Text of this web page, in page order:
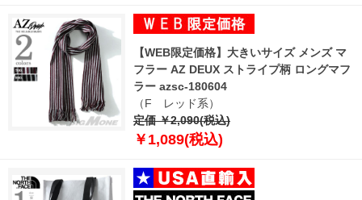
【WEB限定価格】大きいサイズ メンズ マ
フラー AZ DEUX ストライプ柄 ロングマフ
ラー azsc-180604
（F レッド系）
定価 ￥2,090(税込)
￥1,089(税込)